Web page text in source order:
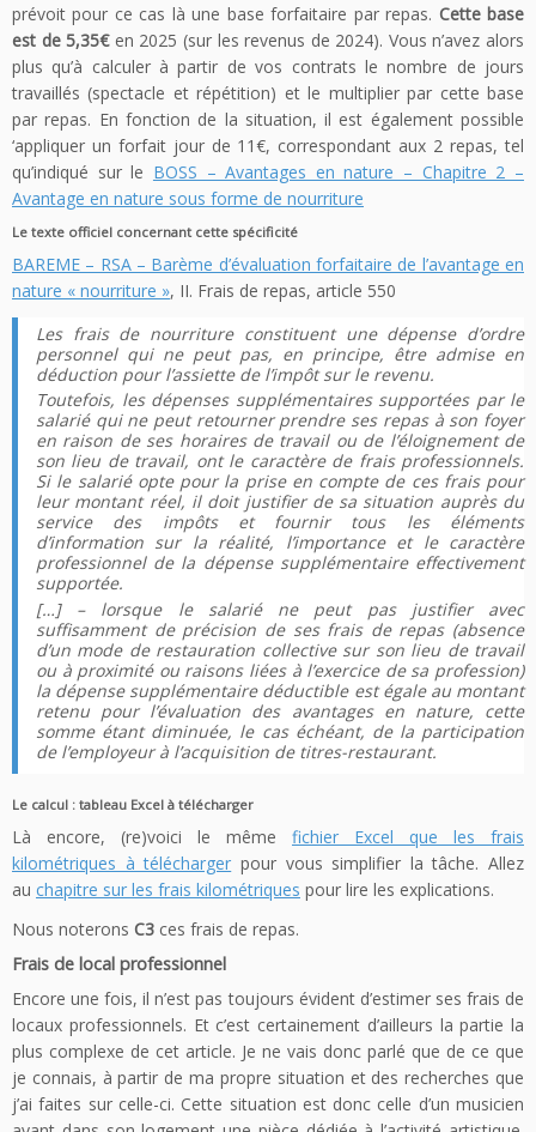
prévoit pour ce cas là une base forfaitaire par repas. Cette base
est de 5,35€en 2025 (sur les revenus de 2024). Vous n’avez alors
plus qu’à calculer à partir de vos contrats le nombre de jours
travaillés (spectacle et répétition) et le multiplier par cette base
par repas. En fonction de la situation, il est également possible
‘appliquer un forfait jour de 11€, correspondant aux 2 repas, tel
qu’indiqué sur le BOSS – Avantages en nature – Chapitre 2 –
Avantage en nature sous forme de nourriture
Le texte officiel concernant cette spécificité
BAREME – RSA – Barème d’évaluation forfaitaire de l’avantage en
nature « nourriture », II. Frais de repas, article 550
Les frais de nourriture constituent une dépense d’ordre
personnel qui ne peut pas, en principe, être admise en
déduction pour l’assiette de l’impôt sur le revenu.
Toutefois, les dépenses supplémentaires supportées par le
salarié qui ne peut retourner prendre ses repas à son foyer
en raison de ses horaires de travail ou de l’éloignement de
son lieu de travail, ont le caractère de frais professionnels.
Si le salarié opte pour la prise en compte de ces frais pour
leur montant réel, il doit justifier de sa situation auprès du
service des impôts et fournir tous les éléments
d’information sur la réalité, l’importance et le caractère
professionnel de la dépense supplémentaire effectivement
supportée.
[…] – lorsque le salarié ne peut pas justifier avec
suffisamment de précision de ses frais de repas (absence
d’un mode de restauration collective sur son lieu de travail
ou à proximité ou raisons liées à l’exercice de sa profession)
la dépense supplémentaire déductible est égale au montant
retenu pour l’évaluation des avantages en nature, cette
somme étant diminuée, le cas échéant, de la participation
de l’employeur à l’acquisition de titres-restaurant.
Le calcul : tableau Excel à télécharger
Là encore, (re)voici le même fichier Excel que les frais
kilométriques à télécharger pour vous simplifier la tâche. Allez
au chapitre sur les frais kilométriques pour lire les explications.
Nous noterons C3 ces frais de repas.
Frais de local professionnel
Encore une fois, il n’est pas toujours évident d’estimer ses frais de
locaux professionnels. Et c’est certainement d’ailleurs la partie la
plus complexe de cet article. Je ne vais donc parlé que de ce que
je connais, à partir de ma propre situation et des recherches que
j’ai faites sur celle-ci. Cette situation est donc celle d’un musicien